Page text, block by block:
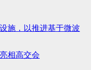
施，以推进基于微波
相高交会